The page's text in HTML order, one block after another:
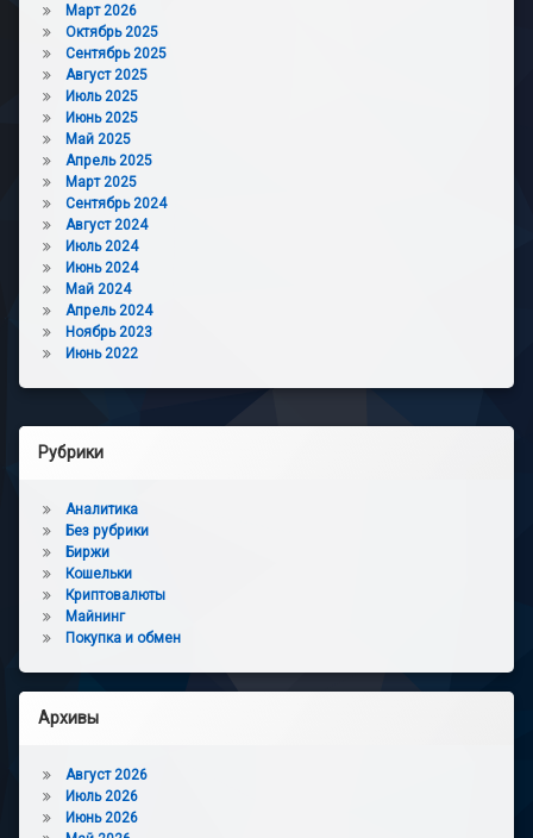
Март 2026
Октябрь 2025
Сентябрь 2025
Август 2025
Июль 2025
Июнь 2025
Май 2025
Апрель 2025
Март 2025
Сентябрь 2024
Август 2024
Июль 2024
Июнь 2024
Май 2024
Апрель 2024
Ноябрь 2023
Июнь 2022
Рубрики
Аналитика
Без рубрики
Биржи
Кошельки
Криптовалюты
Майнинг
Покупка и обмен
Архивы
Август 2026
Июль 2026
Июнь 2026